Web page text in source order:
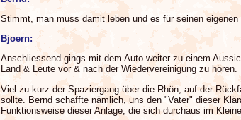
Stimmt, man muss damit leben und es für seinen
Bjoern:
Anschliessend gings mit dem Auto weiter zu einem
Land & Leute vor & nach der Wiedervereinigung zu hören.
Viel zu kurz der Spaziergang über die Rhön, auf der
sollte. Bernd schaffte nämlich, uns den "Vater" dieser
Funktionsweise dieser Anlage, die sich durchaus im